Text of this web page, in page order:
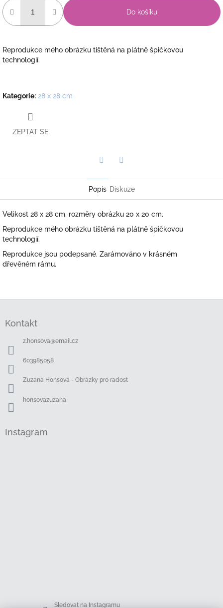
Do košíku
Reprodukce mého obrázku tištěná na plátně špičkovou
technologií.
Kategorie: 28 x 28 cm
ZEPTAT SE
Popis Diskuze
Velikost 28 x 28 cm, rozměry obrázku 20 x 20 cm.
Reprodukce mého obrázku tištěná na plátně špičkovou
technologií.
Reprodukce jsou podepsané. Zarámováno v krásném
dřevěném rámu.
Kontakt
z.honsova@email.cz
603985058
Zuzana Honsová - Obrázky pro radost
honsovazuzana
Instagram
Sledovat na Instagramu